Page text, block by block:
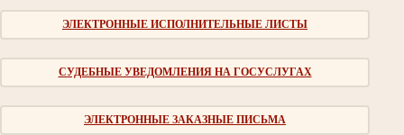
ЭЛЕКТРОННЫЕ ИСПОЛНИТЕЛЬНЫЕ ЛИСТЫ
СУДЕБНЫЕ УВЕДОМЛЕНИЯ НА ГОСУСЛУГАХ
ЭЛЕКТРОННЫЕ ЗАКАЗНЫЕ ПИСЬМА